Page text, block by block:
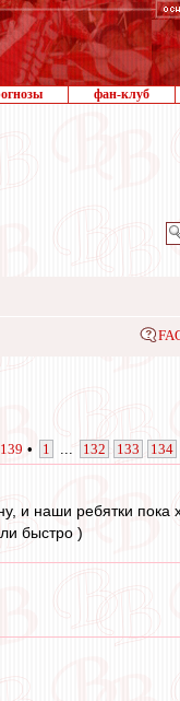
фан-клуб
139 • 1 132 133 134
и наши ребятки пока
быстро )